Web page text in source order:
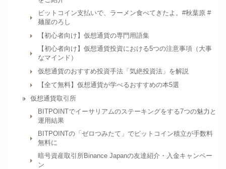
ビットコイン支払いで、ラーメン食べてきたよ。#秋葉原 #
麺屋のろし
【初心者向け】仮想通貨の専門用語集
【初心者向け】仮想通貨投資における5つの注意事項（大事
なマインド）
仮想通貨のおすすめ投資手法「気絶投資法」を解説
【全て無料】仮想通貨が学べるおすすめの本5選
仮想通貨取引所
BITPOINTでイーサリアムのステーキングをする7つの魅力と
運用結果
BITPOINTの「ゼロつみたて」でビットコイン積立が手数料
無料に
暗号資産取引所Binance Japanの友達紹介・入金キャンペー
ン